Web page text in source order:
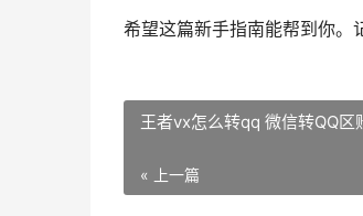
希望这篇新手指南能帮到你。
王者vx怎么转qq 微信转QQ区
« 上一篇